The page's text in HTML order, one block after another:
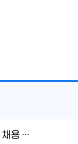
2026년 제11회 과천시청소년재단 직원(기간제) 채용 재공고